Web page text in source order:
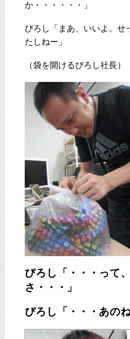
か・・・・・・」
ぴろし「まあ、いいよ。せ
たしねー」
（袋を開けるぴろし社長）
ぴろし「・・・って
さ・・・」
ぴろし「・・・あのね